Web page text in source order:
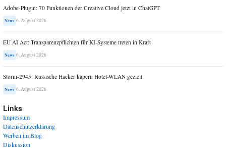
Adobe-Plugin: 70 Funktionen der Creative Cloud jetzt in ChatGPT
News 6. August 2026
EU AI Act: Transparenzpflichten für KI-Systeme treten in Kraft
News 6. August 2026
Storm-2945: Russische Hacker kapern Hotel-WLAN gezielt
News 6. August 2026
Links
Impressum
Datenschutzerklärung
Werben im Blog
Diskussion